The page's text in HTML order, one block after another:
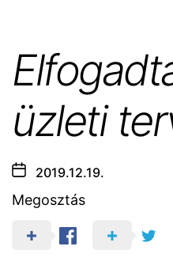
üzleti
2019.12.19.
Megosztás